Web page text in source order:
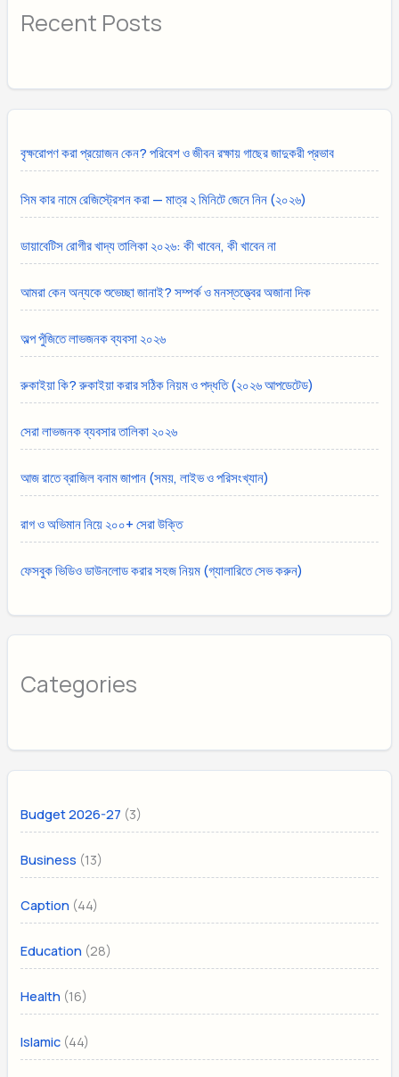
Recent Posts
বৃক্ষরোপণ করা প্রয়োজন কেন? পরিবেশ ও জীবন রক্ষায় গাছের জাদুকরী প্রভাব
সিম কার নামে রেজিস্ট্রেশন করা — মাত্র ২ মিনিটে জেনে নিন (২০২৬)
ডায়াবেটিস রোগীর খাদ্য তালিকা ২০২৬: কী খাবেন, কী খাবেন না
আমরা কেন অন্যকে শুভেচ্ছা জানাই? সম্পর্ক ও মনস্তত্ত্বের অজানা দিক
অল্প পুঁজিতে লাভজনক ব্যবসা ২০২৬
রুকাইয়া কি? রুকাইয়া করার সঠিক নিয়ম ও পদ্ধতি (২০২৬ আপডেটেড)
সেরা লাভজনক ব্যবসার তালিকা ২০২৬
আজ রাতে ব্রাজিল বনাম জাপান (সময়, লাইভ ও পরিসংখ্যান)
রাগ ও অভিমান নিয়ে ২০০+ সেরা উক্তি
ফেসবুক ভিডিও ডাউনলোড করার সহজ নিয়ম (গ্যালারিতে সেভ করুন)
Categories
Budget 2026-27 (3)
Business (13)
Caption (44)
Education (28)
Health (16)
Islamic (44)